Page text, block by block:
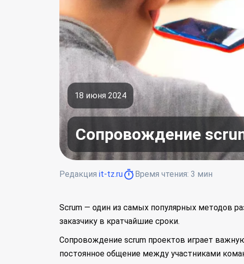
18 июня 2024
Сопровождение
Редакция it-tz.ru Время чтения: 3 мин
Scrum — один из самых популярных методов
заказчику в кратчайшие сроки.
Сопровождение scrum проектов играет
постоянное общение между участниками